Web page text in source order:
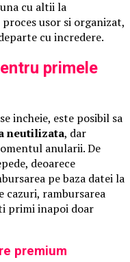
cu altii la
usor si organizat,
cu incredere.
primele
incheie, este posibil sa
neutilizata, dar
anularii. De
deoarece
pe baza datei la
cazuri, rambursarea
primi inapoi doar
premium